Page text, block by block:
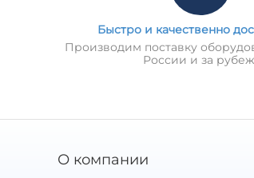
Быстро и качественно
Производим поставку
России и за
О компании